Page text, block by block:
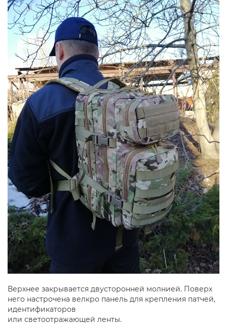
Верхнее закрывается двусторонней молнией. Поверх
него настрочена велкро панель для крепления патчей,
идентификаторов
или светоотражающей ленты.